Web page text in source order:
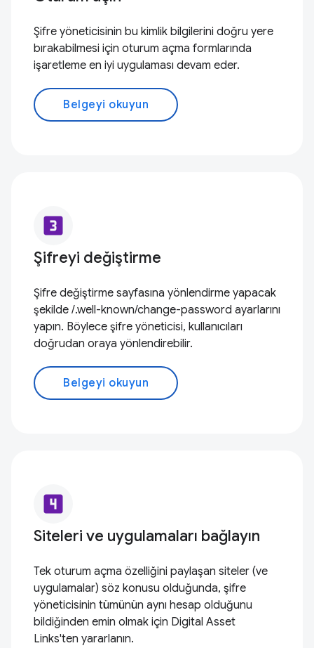
Şifre yöneticisinin bu kimlik bilgilerini doğru yere
bırakabilmesi için oturum açma formlarında
işaretleme en iyi uygulaması devam eder.
Belgeyi okuyun
looks_3
Şifreyi değiştirme
Şifre değiştirme sayfasına yönlendirme yapacak
şekilde /.well-known/change-password ayarlarını
yapın. Böylece şifre yöneticisi, kullanıcıları
doğrudan oraya yönlendirebilir.
Belgeyi okuyun
looks_4
Siteleri ve uygulamaları bağlayın
Tek oturum açma özelliğini paylaşan siteler (ve
uygulamalar) söz konusu olduğunda, şifre
yöneticisinin tümünün aynı hesap olduğunu
bildiğinden emin olmak için Digital Asset
Links'ten yararlanın.